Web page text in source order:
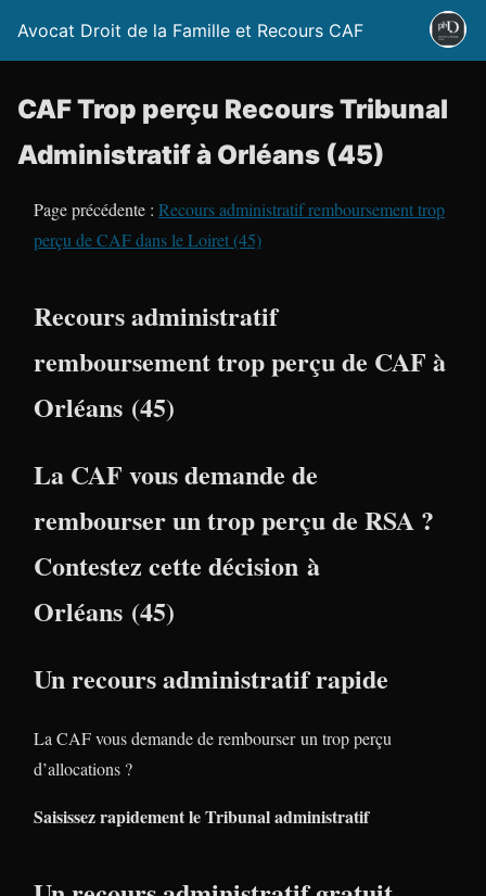
Avocat Droit de la Famille et Recours CAF
CAF Trop perçu Recours Tribunal
Administratif à Orléans (45)
Page précédente : Recours administratif remboursement trop
perçu de CAF dans le Loiret (45)
Recours administratif
remboursement trop perçu de CAF à
Orléans (45)
La CAF vous demande de
rembourser un trop perçu de RSA ?
Contestez cette décision à
Orléans (45)
Un recours administratif rapide
La CAF vous demande de rembourser un trop perçu
d’allocations ?
Saisissez rapidement le Tribunal administratif